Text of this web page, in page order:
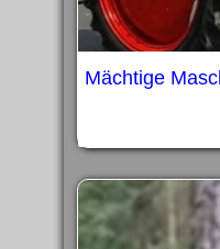
Mächtige